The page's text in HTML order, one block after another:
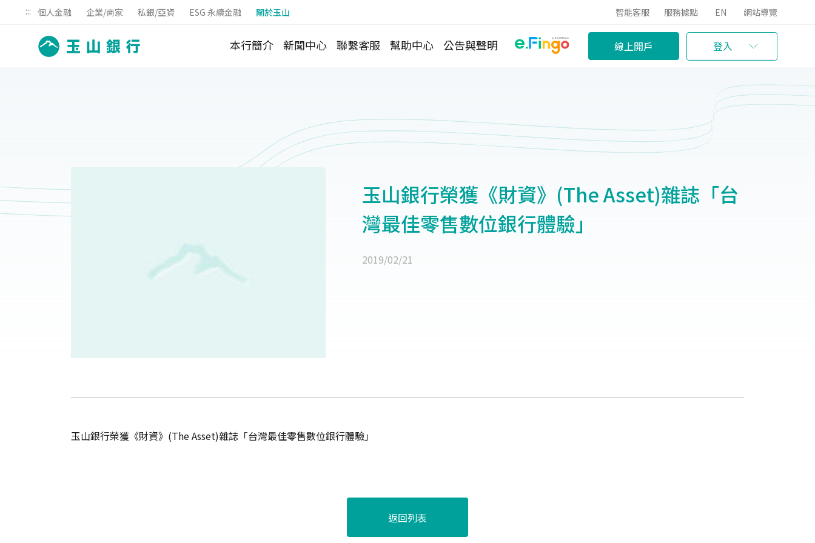
::: 個人金融 企業/商家 私銀/亞資 ESG 永續金融 關於玉山 智能客服 服務據點 EN 網站導覽
本行簡介 新聞中心 聯繫客服 幫助中心 公告與聲明 線上開戶 登入
玉山銀行榮獲《財資》(The Asset)雜誌「台
灣最佳零售數位銀行體驗」
2019/02/21
玉山銀行榮獲《財資》(The Asset)雜誌「台灣最佳零售數位銀行體驗」
返回列表